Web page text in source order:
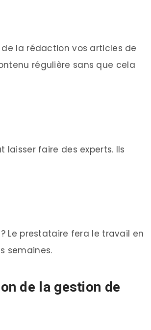
la rédaction vos articles de
régulière sans que cela
faire des experts. Ils
Le prestataire fera le travail en
semaines.
de la gestion de